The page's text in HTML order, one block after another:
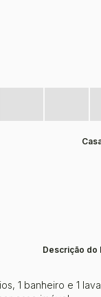
Descrição do
1 banheiro e 1